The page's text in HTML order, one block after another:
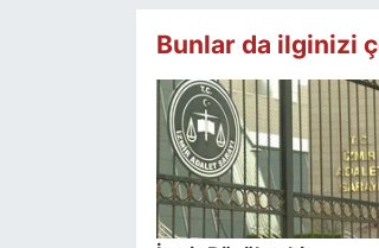
Bunlar da ilginizi